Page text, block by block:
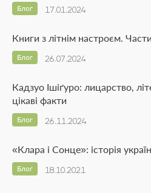
17.01.2024
Блог
Книги з літнім настроєм.
26.07.2024
Блог
Кадзуо Ішіґуро: лицарство,
цікаві факти
26.11.2024
Блог
«Клара і Сонце»: історія
18.10.2021
Блог